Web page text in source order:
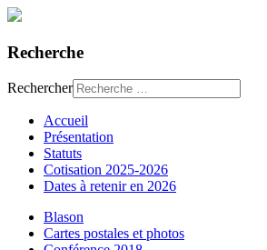
Recherche
Rechercher
Accueil
Présentation
Statuts
Cotisation 2025-2026
Dates à retenir en 2026
Blason
Cartes postales et photos